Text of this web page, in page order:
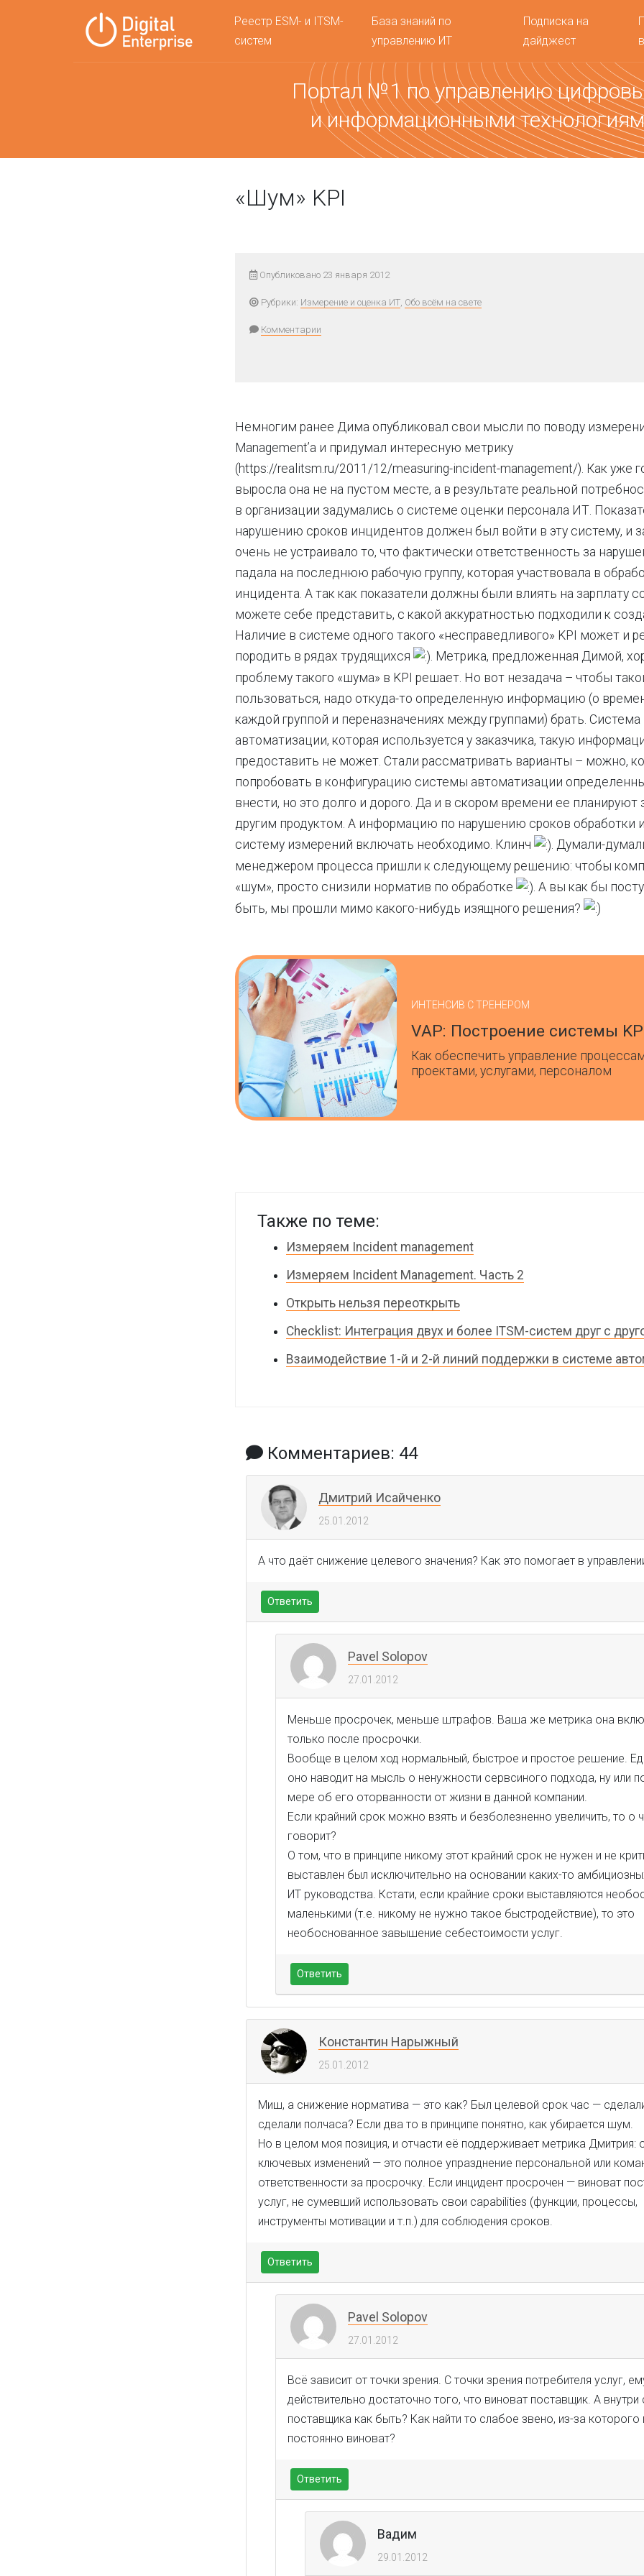
Реестр ESM- и ITSM-
систем
База знаний по
управлению ИТ
Подписка на
дайджест
Портал №1 по управлению
и информационными
«Шум» KPI
Опубликовано 23 января 2012
Рубрики: Измерение и оценка ИТ, Обо всём на свете
Комментарии
Немногим ранее Дима опубликовал свои мысли по поводу
Management’а и придумал интересную метрику
(https://realitsm.ru/2011/12/measuring-incident-management/). Как уже
выросла она не на пустом месте, а в результате реальной
в организации задумались о системе оценки персонала ИТ.
нарушению сроков инцидентов должен был войти в эту систему, и
очень не устраивало то, что фактически ответственность за
падала на последнюю рабочую группу, которая участвовала в
инцидента. А так как показатели должны были влиять на зарплату
можете себе представить, с какой аккуратностью подходили к
Наличие в системе одного такого «несправедливого» KPI может и
породить в рядах трудящихся
. Метрика, предложенная Димой,
проблему такого «шума» в KPI решает. Но вот незадача – чтобы
пользоваться, надо откуда-то определенную информацию (о
каждой группой и переназначениях между группами) брать. Система
автоматизации, которая используется у заказчика, такую
предоставить не может. Стали рассматривать варианты – можно,
попробовать в конфигурацию системы автоматизации
внести, но это долго и дорого. Да и в скором времени ее планируют
другим продуктом. А информацию по нарушению сроков обработки
систему измерений включать необходимо. Клинч
. Думали-
менеджером процесса пришли к следующему решению: чтобы
«шум», просто снизили норматив по обработке
. А вы как бы
быть, мы прошли мимо какого-нибудь изящного решения?
ИНТЕНСИВ С ТРЕНЕРОМ
VAP: Построение системы
Как обеспечить управление
проектами, услугами, персоналом
Также по теме:
Измеряем Incident management
Измеряем Incident Management. Часть 2
Открыть нельзя переоткрыть
Checklist: Интеграция двух и более ITSM-систем друг с
Взаимодействие 1-й и 2-й линий поддержки в системе
Комментариев: 44
Дмитрий Исайченко
25.01.2012
А что даёт снижение целевого значения? Как это помогает в
Ответить
Pavel Solopov
27.01.2012
Меньше просрочек, меньше штрафов. Ваша же метрика она
только после просрочки.
Вообще в целом ход нормальный, быстрое и простое решение.
оно наводит на мысль о ненужности сервсиного подхода, ну или
мере об его оторванности от жизни в данной компании.
Если крайний срок можно взять и безболезненно увеличить, то о
говорит?
О том, что в принципе никому этот крайний срок не нужен и не
выставлен был исключительно на основании каких-то
ИТ руководства. Кстати, если крайние сроки выставляются
маленькими (т.е. никому не нужно такое быстродействие), то это
необоснованное завышение себестоимости услуг.
Ответить
Константин Нарыжный
25.01.2012
Миш, а снижение норматива — это как? Был целевой срок час —
сделали полчаса? Если два то в принципе понятно, как убирается шум.
Но в целом моя позиция, и отчасти её поддерживает метрика Дмитрия:
ключевых изменений — это полное упразднение персональной или
ответственности за просрочку. Если инцидент просрочен — виноват
услуг, не сумевший использовать свои capabilities (функции, процессы,
инструменты мотивации и т.п.) для соблюдения сроков.
Ответить
Pavel Solopov
27.01.2012
Всё зависит от точки зрения. С точки зрения потребителя услуг,
действительно достаточно того, что виноват поставщик. А
поставщика как быть? Как найти то слабое звено, из-за
постоянно виноват?
Ответить
Вадим
29.01.2012